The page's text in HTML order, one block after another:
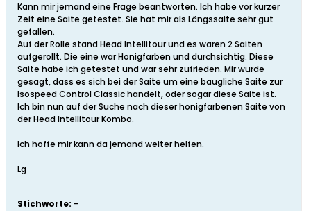
Kann mir jemand eine Frage beantworten. Ich habe vor kurzer
Zeit eine Saite getestet. Sie hat mir als Längssaite sehr gut
gefallen.
Auf der Rolle stand Head Intellitour und es waren 2 Saiten
aufgerollt. Die eine war Honigfarben und durchsichtig. Diese
Saite habe ich getestet und war sehr zufrieden. Mir wurde
gesagt, dass es sich bei der Saite um eine baugliche Saite zur
Isospeed Control Classic handelt, oder sogar diese Saite ist.
Ich bin nun auf der Suche nach dieser honigfarbenen Saite von
der Head Intellitour Kombo.
Ich hoffe mir kann da jemand weiter helfen.
Lg
Stichworte: -